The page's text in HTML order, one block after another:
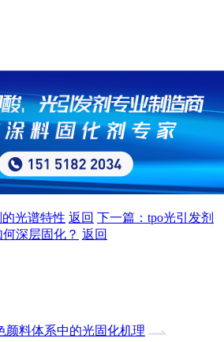
的光谱特性 返回 下一篇：tpo光引发剂
深层固化？ 返回
颜料体系中的光固化机理